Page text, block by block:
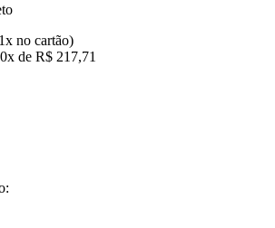
1x no cartão)
x de R$ 217,71